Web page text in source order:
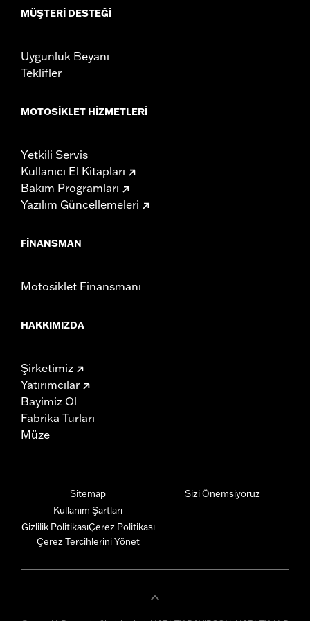
MÜŞTERI DESTEĞI
Uygunluk Beyanı
Teklifler
MOTOSIKLET HIZMETLERI
Yetkili Servis
Kullanıcı El Kitapları
Bakım Programları
Yazılım Güncellemeleri
FINANSMAN
Motosiklet Finansmanı
HAKKIMIZDA
Şirketimiz
Yatırımcılar
Bayimiz Ol
Fabrika Turları
Müze
Sitemap
Kullanım Şartları
Gizlilik PolitikasıÇerez Politikası
Çerez Tercihlerini Yönet
Sizi Önemsiyoruz